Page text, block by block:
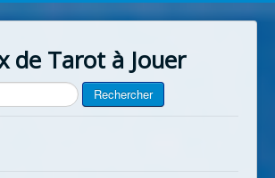
de Tarot à Jouer
Rechercher